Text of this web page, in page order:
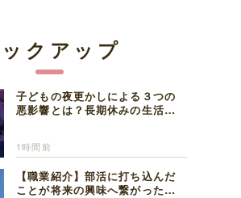
クアップ
子どもの夜更かしによる３つの
悪影響とは？長期休みの生活リ
1時間前
【職業紹介】部活に打ち込んだ
ことが将来の興味へ繋がった。